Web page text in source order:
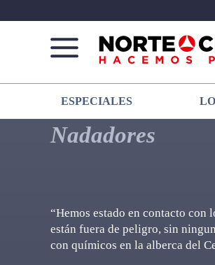
Norte
De
Chihuahua
Más
que
noticias,
hacemos periodismo
ESPECIALES
Nadadores
“Hemos estado en contacto con
están fuera de peligro, sin
con químicos en la alberca del